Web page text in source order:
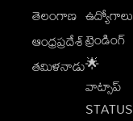
తెలంగాణ
ఆంధ్రప్రదేశ్
తమిళనాడు
ఉద్యోగాలు
ట్రెండింగ్
🌟
వాట్సాప్
STATUS